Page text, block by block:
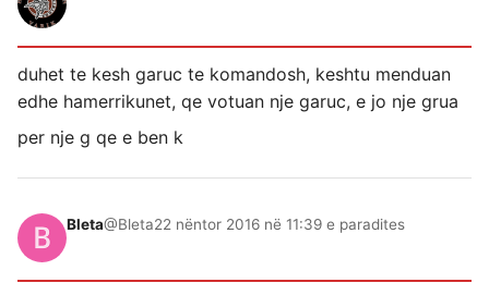
duhet te kesh garuc te komandosh, keshtu menduan
edhe hamerrikunet, qe votuan nje garuc, e jo nje grua
per nje g qe e ben k
Bleta@Bleta22 nëntor 2016 në 11:39 e paradites